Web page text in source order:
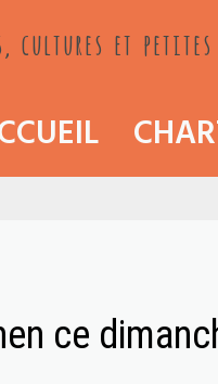
et petites
ce